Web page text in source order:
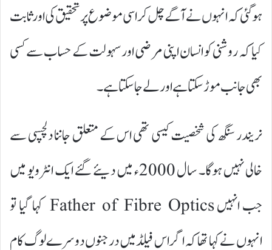
ہوگئی کہ انہوں نے آگے چل کر اسی موضوع پر تحقیق کی اور ثابت
کیا کہ روشنی کو انسان اپنی مرضی اور سہولت کے حساب سے کسی
بھی جانب موڑ سکتا ہے اور لے جاسکتا ہے۔
نریندر سنگھ کی شخصیت کیسی تھی اس کے متعلق جاننا دلچسپی سے
خالی نہیں ہوگا۔ سال 2000ء میں دیئے گئے ایک انٹرویو میں
جب انہیں Father of Fibre Optics کہا گیا تو
انہوں نے کہا تھا کہ اگر اس فیلڈ میں درجنوں دوسرے لوگ کام